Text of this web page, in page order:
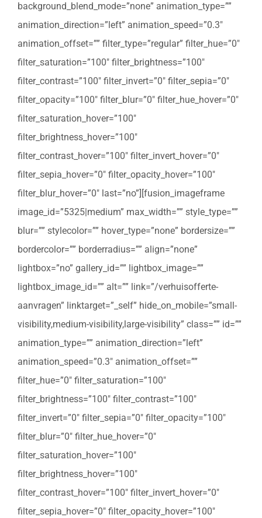
background_blend_mode=”none” animation_type=””
animation_direction=”left” animation_speed=”0.3″
animation_offset=”” filter_type=”regular” filter_hue=”0″
filter_saturation=”100″ filter_brightness=”100″
filter_contrast=”100″ filter_invert=”0″ filter_sepia=”0″
filter_opacity=”100″ filter_blur=”0″ filter_hue_hover=”0″
filter_saturation_hover=”100″
filter_brightness_hover=”100″
filter_contrast_hover=”100″ filter_invert_hover=”0″
filter_sepia_hover=”0″ filter_opacity_hover=”100″
filter_blur_hover=”0″ last=”no”][fusion_imageframe
image_id=”5325|medium” max_width=”” style_type=””
blur=”” stylecolor=”” hover_type=”none” bordersize=””
bordercolor=”” borderradius=”” align=”none”
lightbox=”no” gallery_id=”” lightbox_image=””
lightbox_image_id=”” alt=”” link=”/verhuisofferte-
aanvragen” linktarget=”_self” hide_on_mobile=”small-
visibility,medium-visibility,large-visibility” class=”” id=””
animation_type=”” animation_direction=”left”
animation_speed=”0.3″ animation_offset=””
filter_hue=”0″ filter_saturation=”100″
filter_brightness=”100″ filter_contrast=”100″
filter_invert=”0″ filter_sepia=”0″ filter_opacity=”100″
filter_blur=”0″ filter_hue_hover=”0″
filter_saturation_hover=”100″
filter_brightness_hover=”100″
filter_contrast_hover=”100″ filter_invert_hover=”0″
filter_sepia_hover=”0″ filter_opacity_hover=”100″